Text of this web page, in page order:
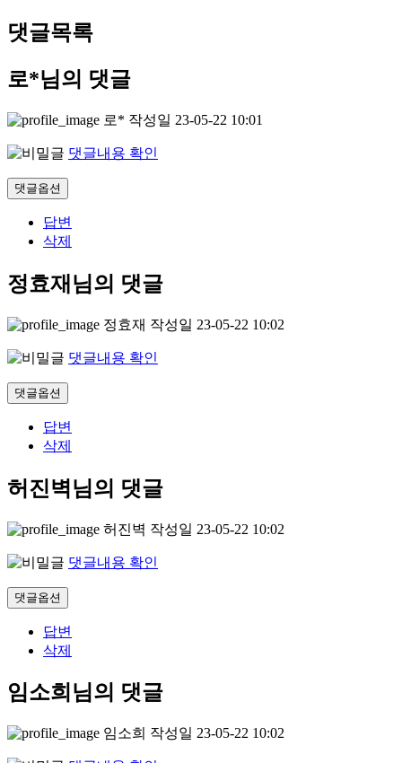
댓글목록
로*님의 댓글
로* 작성일 23-05-22 10:01
댓글내용 확인
댓글옵션
답변
삭제
정효재님의 댓글
정효재 작성일 23-05-22 10:02
댓글내용 확인
댓글옵션
답변
삭제
허진벽님의 댓글
허진벽 작성일 23-05-22 10:02
댓글내용 확인
댓글옵션
답변
삭제
임소희님의 댓글
임소희 작성일 23-05-22 10:02